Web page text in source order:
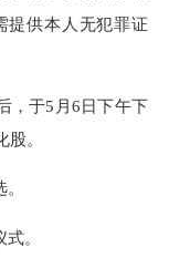
提供本人无犯罪证
，于5月6日下午下
。
。